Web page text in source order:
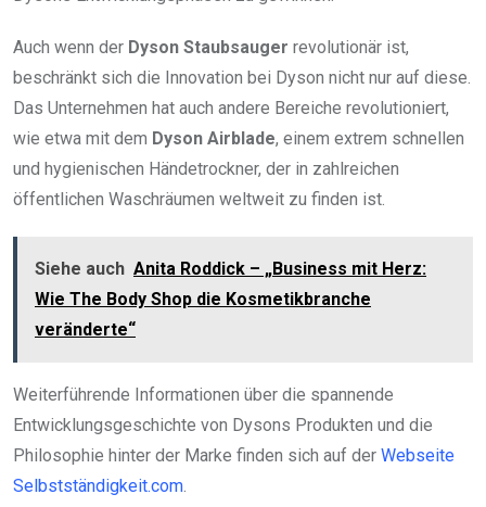
Auch wenn der Dyson Staubsauger revolutionär ist,
beschränkt sich die Innovation bei Dyson nicht nur auf diese.
Das Unternehmen hat auch andere Bereiche revolutioniert,
wie etwa mit dem Dyson Airblade, einem extrem schnellen
und hygienischen Händetrockner, der in zahlreichen
öffentlichen Waschräumen weltweit zu finden ist.
Siehe auch Anita Roddick – „Business mit Herz:
Wie The Body Shop die Kosmetikbranche
veränderte“
Weiterführende Informationen über die spannende
Entwicklungsgeschichte von Dysons Produkten und die
Philosophie hinter der Marke finden sich auf der Webseite
Selbstständigkeit.com.